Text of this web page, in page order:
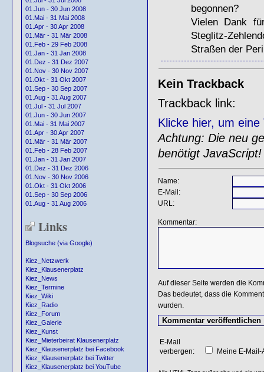
01.Jun - 30 Jun 2008
01.Mai - 31 Mai 2008
01.Apr - 30 Apr 2008
01.Mär - 31 Mär 2008
01.Feb - 29 Feb 2008
01.Jan - 31 Jan 2008
01.Dez - 31 Dez 2007
01.Nov - 30 Nov 2007
01.Okt - 31 Okt 2007
01.Sep - 30 Sep 2007
01.Aug - 31 Aug 2007
01.Jul - 31 Jul 2007
01.Jun - 30 Jun 2007
01.Mai - 31 Mai 2007
01.Apr - 30 Apr 2007
01.Mär - 31 Mär 2007
01.Feb - 28 Feb 2007
01.Jan - 31 Jan 2007
01.Dez - 31 Dez 2006
01.Nov - 30 Nov 2006
01.Okt - 31 Okt 2006
01.Sep - 30 Sep 2006
01.Aug - 31 Aug 2006
Links
Blogsuche (via Google)
Kiez_Netzwerk
Kiez_Klausenerplatz
Kiez_News
Kiez_Termine
Kiez_Wiki
Kiez_Radio
Kiez_Forum
Kiez_Galerie
Kiez_Kunst
Kiez_Mieterbeirat Klausenerplatz
Kiez_Klausenerplatz bei Facebook
Kiez_Klausenerplatz bei Twitter
Kiez_Klausenerplatz bei YouTube
begonnen?
Vielen Dank
Steglitz-
Straßen der
Kein Trackback
Trackback link:
Klicke hier, um
Achtung: Die neu
benötigt JavaScript!
Name:
E-Mail:
URL:
Kommentar:
Auf dieser Seite werden die
Das bedeutet, dass die
wurden.
E-Mail
verbergen:
Meine E-